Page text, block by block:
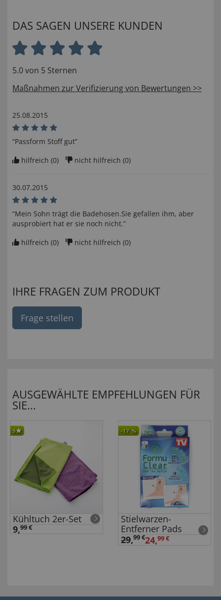
DAS SAGEN UNSERE KUNDEN
5.0 von 5 Sternen
Maßnahmen zur Verifizierung von Bewertungen >>
25.08.2015
“Passform Stoff gut”
hilfreich (0) nicht hilfreich (0)
30.07.2015
“Mein Sohn trägt die Badehosen.Sie gefallen ihm, aber
ausprobiert hat er sie noch nicht.”
hilfreich (0) nicht hilfreich (0)
IHRE FRAGEN ZUM PRODUKT
Frage stellen
AUSGEWÄHLTE EMPFEHLUNGEN FÜR
SIE...
5
Kühltuch 2er-Set
9,99 €
-17 %
Stielwarzen-
Entferner Pads
29,99 €24,99 €